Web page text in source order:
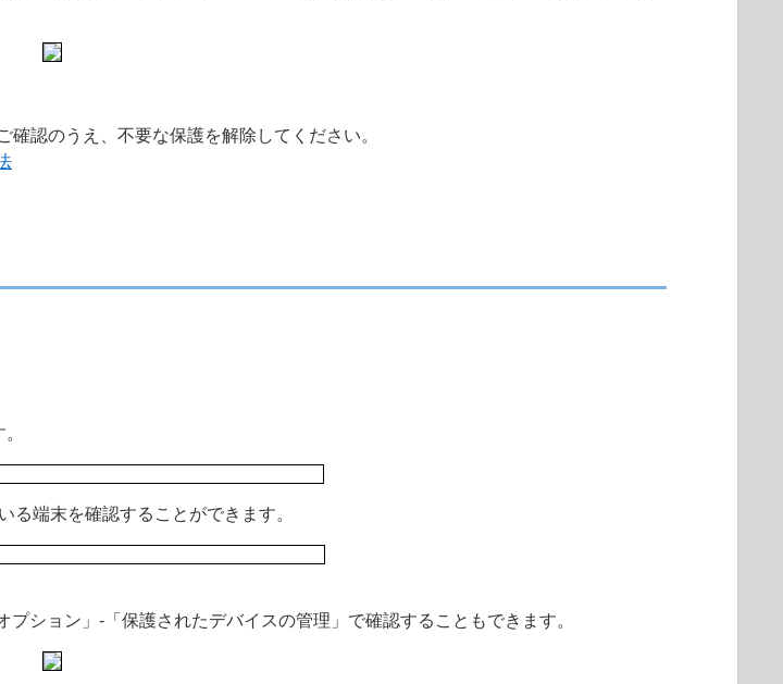
認のうえ、不要な保護を解除してください。
る端末を確認することができます。
ション」-「保護されたデバイスの管理」で確認することもできます。